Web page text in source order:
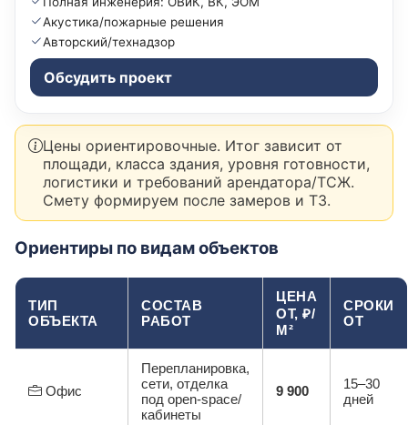
Акустика/пожарные решения
Авторский/технадзор
Обсудить проект
Цены ориентировочные. Итог зависит от
площади, класса здания, уровня готовности,
логистики и требований арендатора/ТСЖ.
Смету формируем после замеров и ТЗ.
Ориентиры по видам объектов
ТИП
ОБЪЕКТА
СОСТАВ
РАБОТ
ЦЕНА
ОТ, ₽/
М²
СРОКИ
ОТ
Офис
Перепланировка,
сети, отделка
под open-space/
кабинеты
9 900
15–30
дней